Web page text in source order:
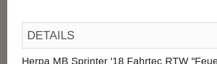
DETAILS
Herpa MB Sprinter '18 Fahrtec RTW